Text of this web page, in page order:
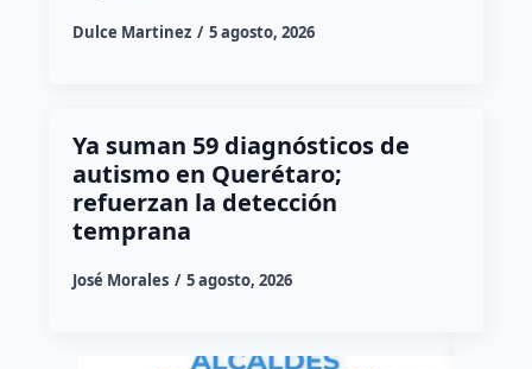
Dulce Martinez 5 agosto, 2026
Ya suman 59 diagnósticos de
autismo en Querétaro;
refuerzan la detección
temprana
José Morales 5 agosto, 2026